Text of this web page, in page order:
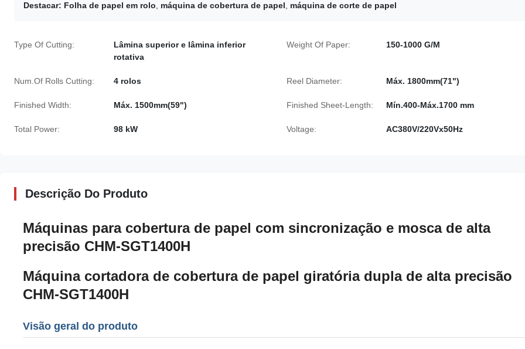
Destacar: Folha de papel em rolo máquina de cobertura de papel máquina de corte de papel
Type Of Cutting:
Lâmina superior e lâmina inferior
rotativa
Weight Of Paper: 150-1000 G/M
Num.Of Rolls Cutting: 4 rolos Reel Diameter: Máx. 1800mm(71")
Finished Width: Máx. 1500mm(59") Finished Sheet-Length: Mín.400-Máx.1700 mm
Total Power: 98 kW Voltage: AC380V/220Vx50Hz
Descrição Do Produto
Máquinas para cobertura de papel com sincronização e mosca de alta
precisão CHM-SGT1400H
Máquina cortadora de cobertura de papel giratória dupla de alta precisão
CHM-SGT1400H
Visão geral do produto